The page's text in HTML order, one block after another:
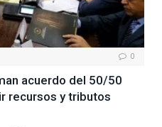
0
acuerdo del 50/50
recursos y tributos